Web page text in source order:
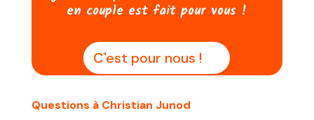
en couple est fait pour vous !
C'est pour nous !
Questions à Christian Junod